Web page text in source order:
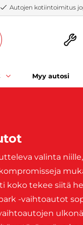
Autojen kotiintoimitus
Myy autosi
valinta
koko tekee siitä
-vaihtoautot